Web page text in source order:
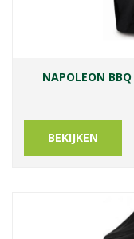
NAPOLEON
BEKIJKEN